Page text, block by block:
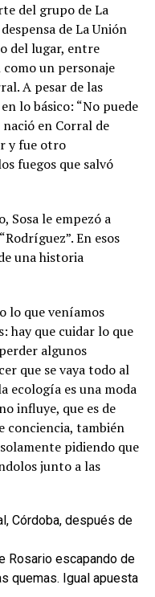
del grupo de La
de La Unión
del lugar, entre
un personaje
A pesar de las
lo básico: “No puede
nació en Corral de
y fue otro
fuegos que salvó
Sosa le empezó a
En esos
una historia
lo que veníamos
hay que cuidar lo que
algunos
que se vaya todo al
ecología es una moda
influye, que es de
conciencia, también
pidiendo que
junto a las
Rosario escapando de
quemas. Igual apuesta